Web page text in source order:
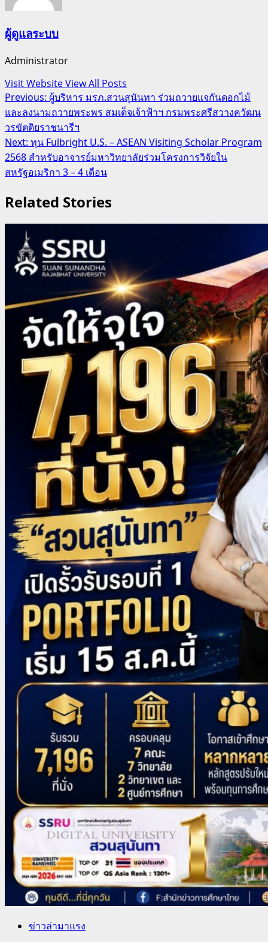
ผู้ดูแลระบบ
Administrator
Visit WebsiteView All Posts
Post
navigation
Previous: ผู้บริหาร มรภ.สวนสุนันทา ร่วมถวายแจกันดอกไม้
และลงนามถวายพระพร สมเด็จเจ้าฟ้าฯ กรมพระศรีสวางควัฒน
วรขัตติยราชนารีฯ
Next: ทุน Fulbright U.S. – ASEAN Visiting Scholar Program
2568 สำหรับอาจารย์มหาวิทยาลัยร่วมโครงการวิจัยใน
สหรัฐอเมริกา 3 – 4 เดือน
Related Stories
ข่าวล่ามาแรง